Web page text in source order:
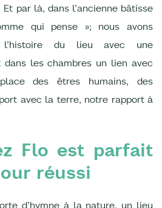
par là, dans l’ancienne bâtisse
qui pense »; nous avons
l’histoire du lieu avec une
les chambres un lien avec
des êtres humains, des
avec la terre, notre rapport à
Flo est parfait
réussi
d’hymne à la nature, un lieu